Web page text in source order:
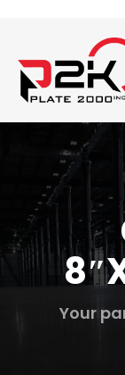
Your